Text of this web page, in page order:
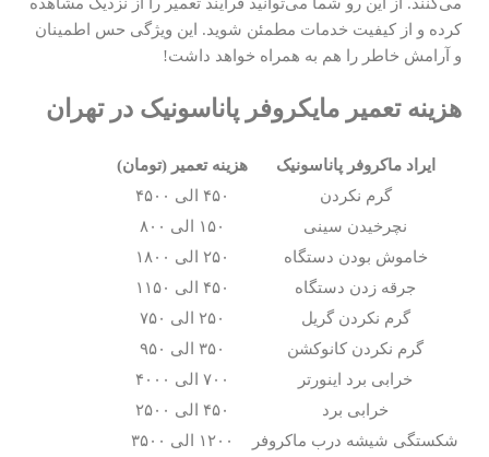
کرده و از کیفیت خدمات مطمئن شوید. این ویژگی حس اطمینان
و آرامش خاطر را هم به همراه خواهد داشت!
هزینه تعمیر مایکروفر پاناسونیک در تهران
ایراد ماکروفر پاناسونیک
هزینه تعمیر (تومان)
گرم نکردن
۴۵۰ الی ۴۵۰۰
نچرخیدن سینی
۱۵۰ الی ۸۰۰
خاموش بودن دستگاه
۲۵۰ الی ۱۸۰۰
جرقه زدن دستگاه
۴۵۰ الی ۱۱۵۰
گرم نکردن گریل
۲۵۰ الی ۷۵۰
گرم نکردن کانوکشن
۳۵۰ الی ۹۵۰
خرابی برد اینورتر
۷۰۰ الی ۴۰۰۰
خرابی برد
۴۵۰ الی ۲۵۰۰
شکستگی شیشه درب ماکروفر
۱۲۰۰ الی ۳۵۰۰